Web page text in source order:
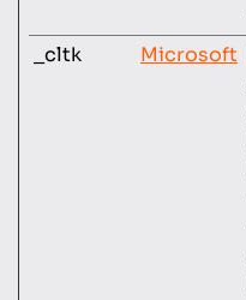
_cltk Microsoft